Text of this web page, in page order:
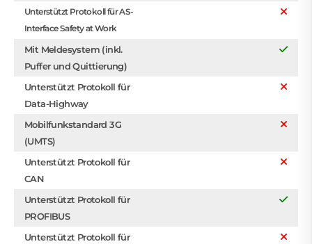
Unterstützt Protokoll für AS-
Interface Safety at Work
Mit Meldesystem (inkl.
Puffer und Quittierung)
Unterstützt Protokoll für
Data-Highway
Mobilfunkstandard 3G
(UMTS)
Unterstützt Protokoll für
CAN
Unterstützt Protokoll für
PROFIBUS
Unterstützt Protokoll für